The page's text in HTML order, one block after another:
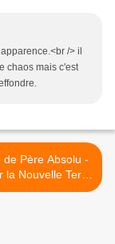
/> il
chaos mais c'est
de Père Absolu -
la Nouvelle Terre
dans son